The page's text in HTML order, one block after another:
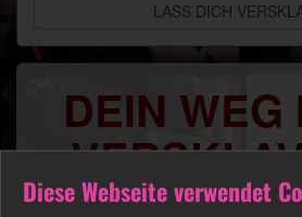
Diese Webseite verwendet
DEIN WEG
Du sehnst Dich danach